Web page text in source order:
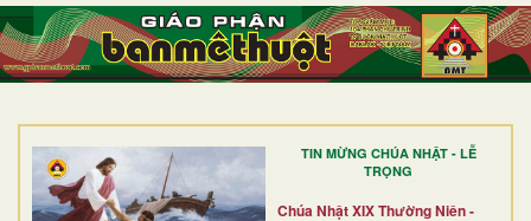
TIN MỪNG CHÚA NHẬT - LỄ
TRỌNG
Chúa Nhật XIX Thường Niên -
TRANG NHẤT
GIỚI THIỆU
DÒNG TU
BAN MỤC VỤ